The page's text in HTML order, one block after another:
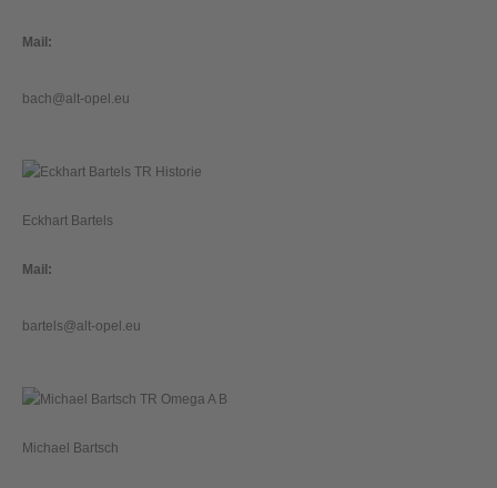
Mail:
bach@alt-opel.eu
Eckhart Bartels
Mail:
bartels@alt-opel.eu
Michael Bartsch